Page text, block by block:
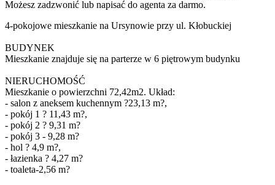
Możesz zadzwonić lub napisać do agenta za darmo.
4-pokojowe mieszkanie na Ursynowie przy ul. Kłobuckiej
BUDYNEK
Mieszkanie znajduje się na parterze w 6 piętrowym budynku
NIERUCHOMOŚĆ
Mieszkanie o powierzchni 72,42m2. Układ:
- salon z aneksem kuchennym ?23,13 m?,
- pokój 1 ? 11,43 m?,
- pokój 2 ? 9,31 m?
- pokój 3 - 9,28 m?
- hol ? 4,9 m?,
- łazienka ? 4,27 m?
- toaleta-2,56 m?